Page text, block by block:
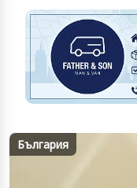
България